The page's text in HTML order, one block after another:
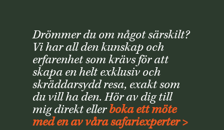
Drömmer du om något särskilt?
Vi har all den kunskap och
erfarenhet som krävs för att
skapa en helt exklusiv och
skräddarsydd resa, exakt som
du vill ha den. Hör av dig till
mig direkt ellerboka ett möte
med en av våra safariexperter >